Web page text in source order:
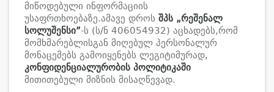
მიწოდებული ინფორმაციის
უსაფრთხოებაზე.ამავე დროს შპს „რეშენალ
სოლუშენსი”-ს (ს/ნ 406054932) აცხადებს,რომ
მომხმარებლისგან მიღებულ პერსონალურ
მონაცემებს გამოიყენებს ლეგიტიმურად,
კონფიდენციალურობის პოლიტიკაში
მითითებული მიზნის მისაღწევად.